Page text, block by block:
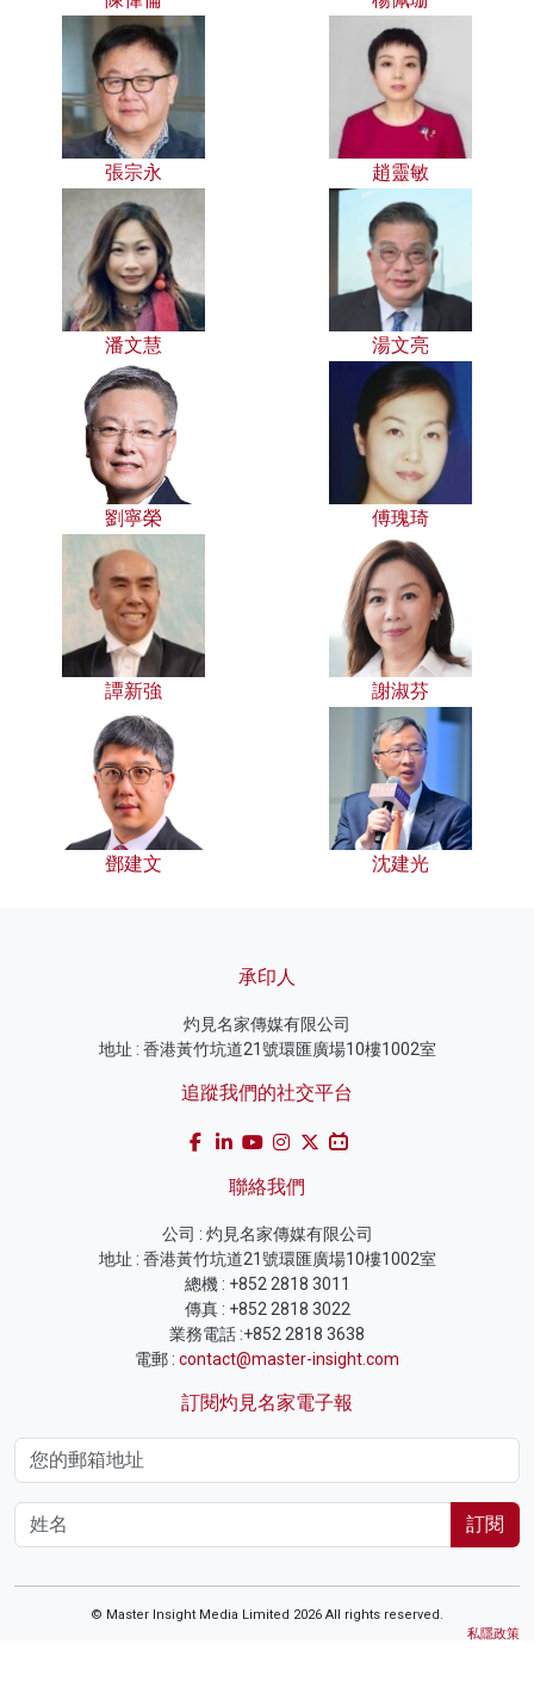
張宗永 趙靈敏
潘文慧 湯文亮
劉寧榮 傅瑰琦
譚新強 謝淑芬
鄧建文 沈建光
承印人
灼見名家傳媒有限公司
地址 : 香港黃竹坑道21號環匯廣場10樓1002室
追蹤我們的社交平台
聯絡我們
公司 : 灼見名家傳媒有限公司
地址 : 香港黃竹坑道21號環匯廣場10樓1002室
總機 : +852 2818 3011
傳真 : +852 2818 3022
業務電話 :+852 2818 3638
電郵 : contact@master-insight.com
訂閱灼見名家電子報
訂閱
© Master Insight Media Limited 2026 All rights reserved.
私隱政策